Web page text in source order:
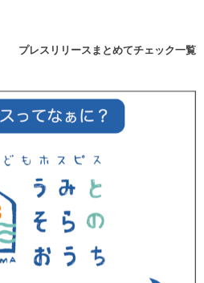
プレスリリースまとめてチェック一覧